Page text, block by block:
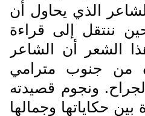
الذي يحاول أن
ننتقل إلى قراءة
الشعر أن الشاعر
من جنوب مترامي
ونجوم قصيدته
حكاياتها وجمالها